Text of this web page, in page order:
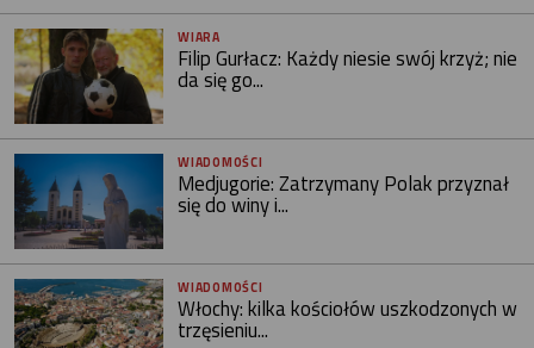
WIARA
Filip Gurłacz: Każdy niesie swój krzyż; nie
da się go...
WIADOMOŚCI
Medjugorie: Zatrzymany Polak przyznał
się do winy i...
WIADOMOŚCI
Włochy: kilka kościołów uszkodzonych w
trzęsieniu...